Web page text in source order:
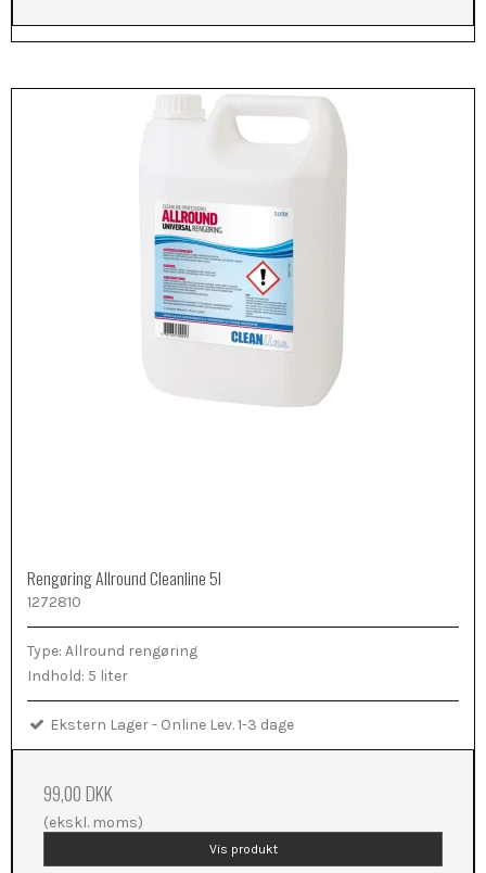
Rengøring Allround Cleanline 5l
1272810
Type: Allround rengøring
Indhold: 5 liter
Ekstern Lager - Online Lev. 1-3 dage
99,00 DKK
(ekskl. moms)
Vis produkt